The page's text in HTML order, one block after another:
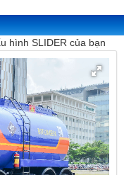
hình SLIDER của bạn